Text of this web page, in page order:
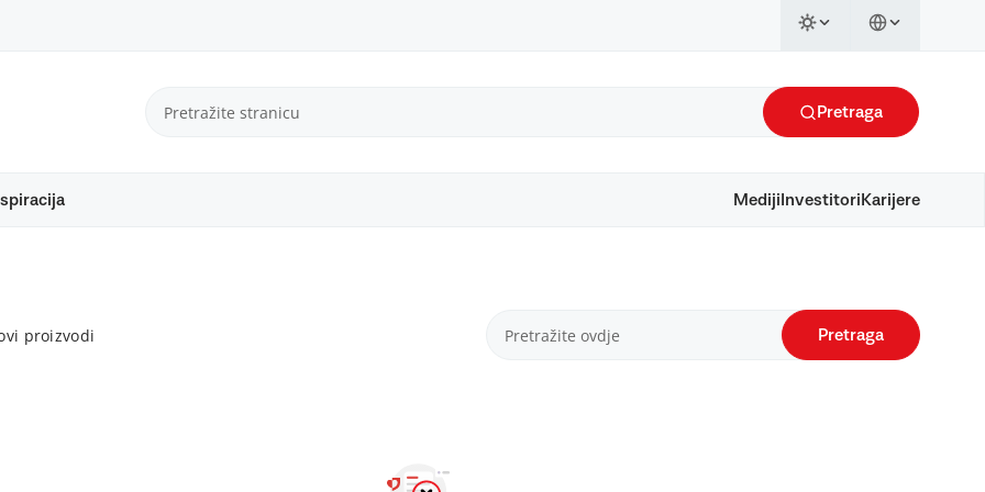
Pretraga
Mediji Investitori Karijere
proizvodi Pretraga